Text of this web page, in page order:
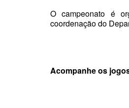
O campeonato é
coordenação do
Acompanhe os